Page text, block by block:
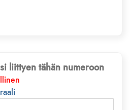
liittyen tähän numeroon